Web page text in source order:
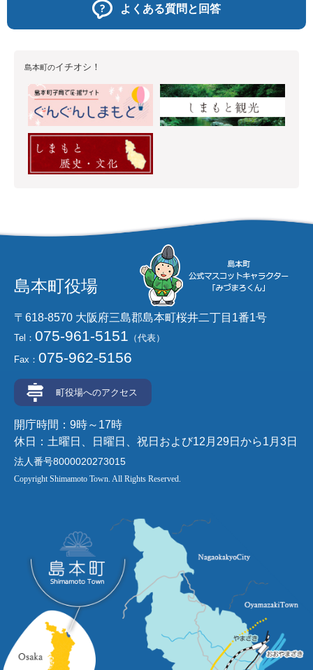
よくある質問と回答
島本町のイチオシ！
島本町役場
〒618-8570 大阪府三島郡島本町桜井二丁目1番1号
Tel： 075-961-5151 （代表）
Fax： 075-962-5156
町役場へのアクセス
開庁時間：9時～17時
休日：土曜日、日曜日、祝日および12月29日から1月3日
法人番号8000020273015
Copyright Shimamoto Town. All Rights Reserved.